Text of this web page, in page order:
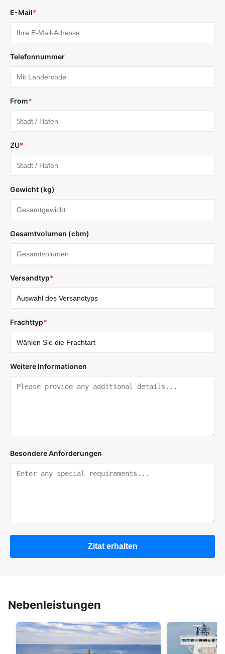
E-Mail*
Telefonnummer
From*
ZU*
Gewicht (kg)
Gesamtvolumen (cbm)
Versandtyp*
Frachttyp*
Weitere Informationen
Besondere Anforderungen
Zitat erhalten
Nebenleistungen